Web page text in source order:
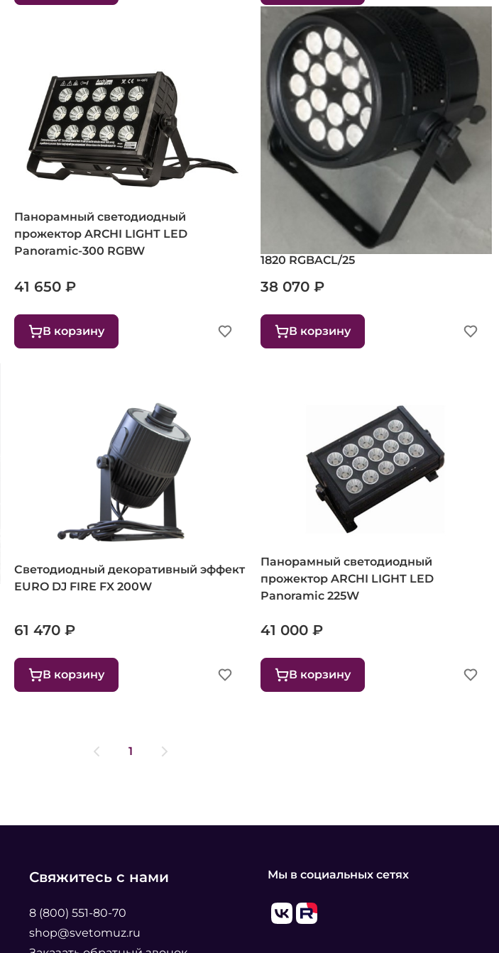
Панорамный светодиодный
прожектор ARCHI LIGHT LED
Panoramic-300 RGBW
41 650 ₽
В корзину
Всепогодный светодиодный
прожектор ARCHI LIGHT ARC LED PAR
1820 RGBACL/25
38 070 ₽
В корзину
Светодиодный декоративный эффект
EURO DJ FIRE FX 200W
61 470 ₽
В корзину
Панорамный светодиодный
прожектор ARCHI LIGHT LED
Panoramic 225W
41 000 ₽
В корзину
1
Свяжитесь с нами
8 (800) 551-80-70
shop@svetomuz.ru
Мы в социальных сетях